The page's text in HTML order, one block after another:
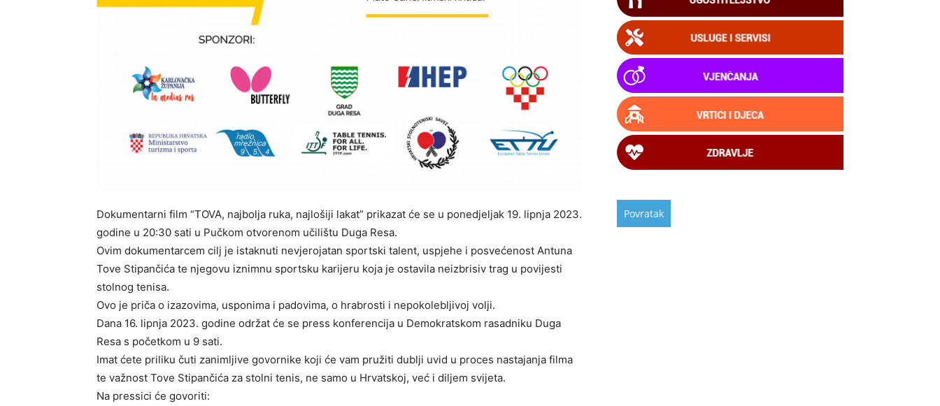
Dokumentarni film “TOVA, najbolja ruka, najlošiji lakat” prikazat će se u ponedjeljak 19. lipnja 2023.
godine u 20:30 sati u Pučkom otvorenom učilištu Duga Resa.
Ovim dokumentarcem cilj je istaknuti nevjerojatan sportski talent, uspjehe i posvećenost Antuna
Tove Stipančića te njegovu iznimnu sportsku karijeru koja je ostavila neizbrisiv trag u povijesti
stolnog tenisa.
Ovo je priča o izazovima, usponima i padovima, o hrabrosti i nepokolebljivoj volji.
Dana 16. lipnja 2023. godine održat će se press konferencija u Demokratskom rasadniku Duga
Resa s početkom u 9 sati.
Imat ćete priliku čuti zanimljive govornike koji će vam pružiti dublji uvid u proces nastajanja filma
te važnost Tove Stipančića za stolni tenis, ne samo u Hrvatskoj, već i diljem svijeta.
Na pressici će govoriti: